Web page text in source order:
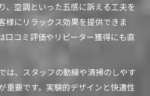
、空調といった五感に訴える工夫を
様にリラックス効果を提供できま
口コミ評価やリピーター獲得にも直
は、スタッフの動線や清掃のしやす
重要です。実験的デザインと快適性